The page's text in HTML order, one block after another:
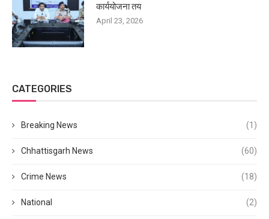
कार्ययोजना तय
April 23, 2026
CATEGORIES
Breaking News (1)
Chhattisgarh News (60)
Crime News (18)
National (2)